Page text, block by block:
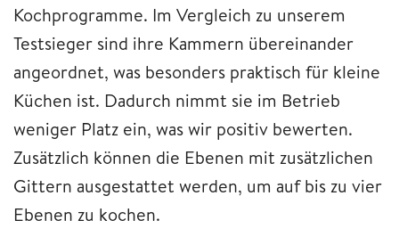
Kochprogramme. Im Vergleich zu unserem
Testsieger sind ihre Kammern übereinander
angeordnet, was besonders praktisch für kleine
Küchen ist. Dadurch nimmt sie im Betrieb
weniger Platz ein, was wir positiv bewerten.
Zusätzlich können die Ebenen mit zusätzlichen
Gittern ausgestattet werden, um auf bis zu vier
Ebenen zu kochen.